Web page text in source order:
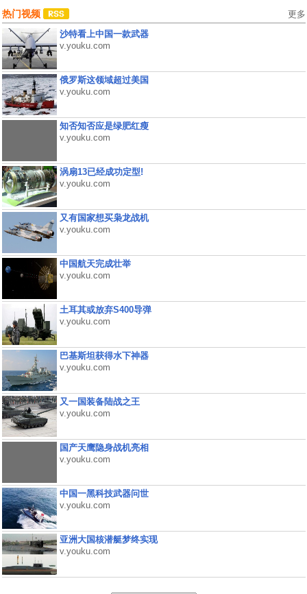
热门视频 更多
沙特看上中国一款武器
v.youku.com
俄罗斯这领域超过美国
v.youku.com
知否知否应是绿肥红瘦
v.youku.com
涡扇13已经成功定型!
v.youku.com
又有国家想买枭龙战机
v.youku.com
中国航天完成壮举
v.youku.com
土耳其或放弃S400导弹
v.youku.com
巴基斯坦获得水下神器
v.youku.com
又一国装备陆战之王
v.youku.com
国产天鹰隐身战机亮相
v.youku.com
中国一黑科技武器问世
v.youku.com
亚洲大国核潜艇梦终实现
v.youku.com